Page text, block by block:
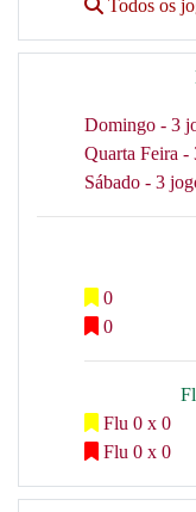
Todos os
Domingo - 3
Quarta Feira -
Sábado - 3
0
0
Flu 0 x 0
Flu 0 x 0